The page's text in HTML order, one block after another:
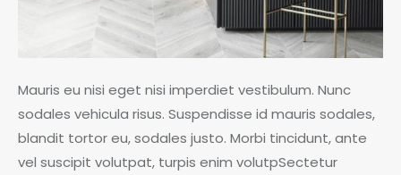
Mauris eu nisi eget nisi imperdiet vestibulum. Nunc
sodales vehicula risus. Suspendisse id mauris sodales,
blandit tortor eu, sodales justo. Morbi tincidunt, ante
vel suscipit volutpat, turpis enim volutpSectetur